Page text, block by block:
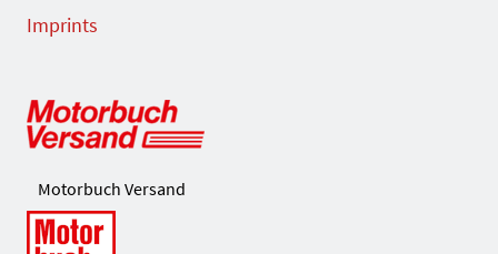
Imprints
Motorbuch Versand